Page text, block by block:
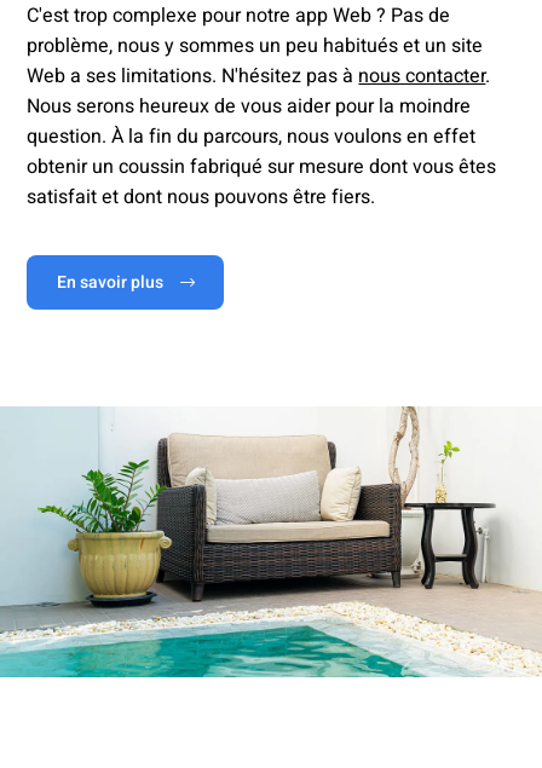
C'est trop complexe pour notre app Web ? Pas de
problème, nous y sommes un peu habitués et un site
Web a ses limitations. N'hésitez pas ànous contacter.
Nous serons heureux de vous aider pour la moindre
question. À la fin du parcours, nous voulons en effet
obtenir un coussin fabriqué sur mesure dont vous êtes
satisfait et dont nous pouvons être fiers.
En savoir plus